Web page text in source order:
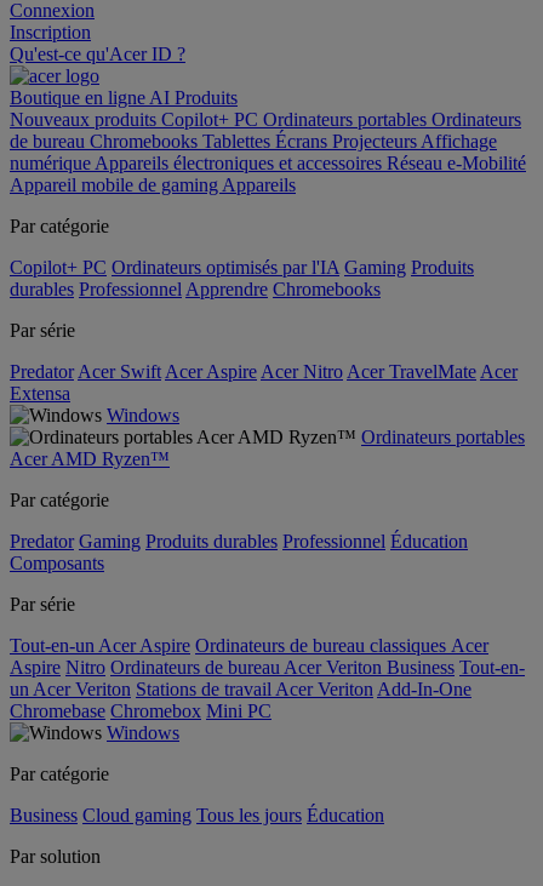
Connexion
Inscription
Qu'est-ce qu'Acer ID ?
Boutique en ligne AI Produits
Nouveaux produits Copilot+ PC Ordinateurs portables Ordinateurs
de bureau Chromebooks Tablettes Écrans Projecteurs Affichage
numérique Appareils électroniques et accessoires Réseau e-Mobilité
Appareil mobile de gaming Appareils
Par catégorie
Copilot+ PC Ordinateurs optimisés par l'IA Gaming Produits
durables Professionnel Apprendre Chromebooks
Par série
Predator Acer Swift Acer Aspire Acer Nitro Acer TravelMate Acer
Extensa
Windows
Ordinateurs portables
Acer AMD Ryzen™
Par catégorie
Predator Gaming Produits durables Professionnel Éducation
Composants
Par série
Tout-en-un Acer Aspire Ordinateurs de bureau classiques Acer
Aspire Nitro Ordinateurs de bureau Acer Veriton Business Tout-en-
un Acer Veriton Stations de travail Acer Veriton Add-In-One
Chromebase Chromebox Mini PC
Windows
Par catégorie
Business Cloud gaming Tous les jours Éducation
Par solution